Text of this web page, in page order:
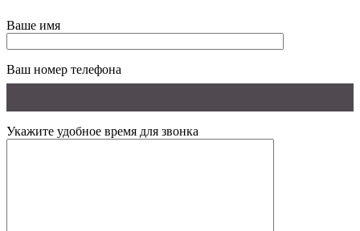
Ваше имя
Ваш номер телефона
Укажите удобное время для звонка